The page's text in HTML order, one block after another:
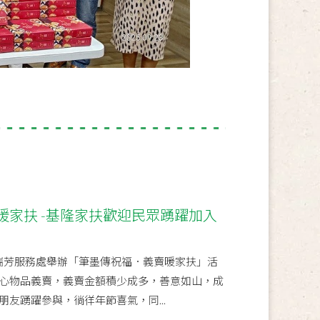
家扶 -基隆家扶歡迎民眾踴躍加入
服務處舉辦「筆墨傳祝福．義賣暖家扶」活
物品義賣，義賣金額積少成多，善意如山，成
友踴躍參與，徜徉年節喜氣，同...